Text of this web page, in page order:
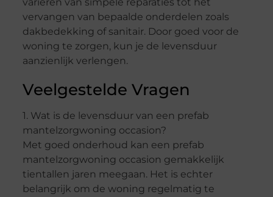
vervangen van bepaalde onderdelen zoals
dakbedekking of sanitair. Door goed voor de
woning te zorgen, kun je de levensduur
aanzienlijk verlengen.
Veelgestelde Vragen
1. Wat is de levensduur van een prefab
mantelzorgwoning occasion?
Met goed onderhoud kan een prefab
mantelzorgwoning occasion gemakkelijk
tientallen jaren meegaan. Het is echter
belangrijk om de woning regelmatig te